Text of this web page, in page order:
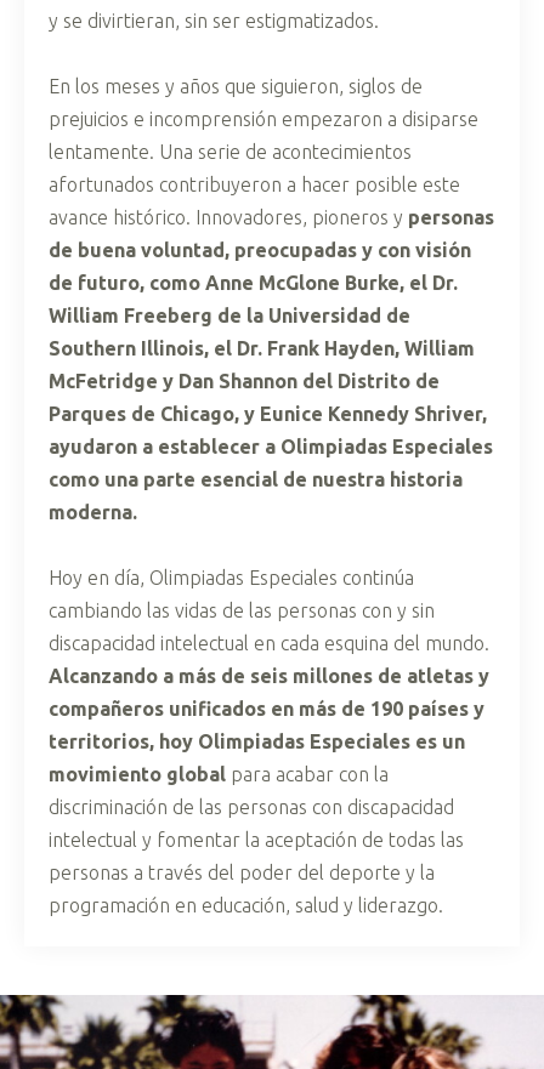
y se divirtieran, sin ser estigmatizados.
En los meses y años que siguieron, siglos de
prejuicios e incomprensión empezaron a disiparse
lentamente. Una serie de acontecimientos
afortunados contribuyeron a hacer posible este
avance histórico. Innovadores, pioneros y personas
de buena voluntad, preocupadas y con visión
de futuro, como Anne McGlone Burke, el Dr.
William Freeberg de la Universidad de
Southern Illinois, el Dr. Frank Hayden, William
McFetridge y Dan Shannon del Distrito de
Parques de Chicago, y Eunice Kennedy Shriver,
ayudaron a establecer a Olimpiadas Especiales
como una parte esencial de nuestra historia
moderna.
Hoy en día, Olimpiadas Especiales continúa
cambiando las vidas de las personas con y sin
discapacidad intelectual en cada esquina del mundo.
Alcanzando a más de seis millones de atletas y
compañeros unificados en más de 190 países y
territorios, hoy Olimpiadas Especiales es un
movimiento global para acabar con la
discriminación de las personas con discapacidad
intelectual y fomentar la aceptación de todas las
personas a través del poder del deporte y la
programación en educación, salud y liderazgo.